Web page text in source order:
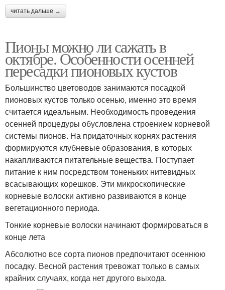
читать дальше →
Пионы можно ли сажать в
октябре. Особенности осенней
пересадки пионовых кустов
Большинство цветоводов занимаются посадкой
пионовых кустов только осенью, именно это время
считается идеальным. Необходимость проведения
осенней процедуры обусловлена строением корневой
системы пионов. На придаточных корнях растения
формируются клубневые образования, в которых
накапливаются питательные вещества. Поступает
питание к ним посредством тоненьких нитевидных
всасывающих корешков. Эти микроскопические
корневые волоски активно развиваются в конце
вегетационного периода.
Тонкие корневые волоски начинают формироваться в
конце лета
Абсолютно все сорта пионов предпочитают осеннюю
посадку. Весной растения тревожат только в самых
крайних случаях, когда нет другого выхода.